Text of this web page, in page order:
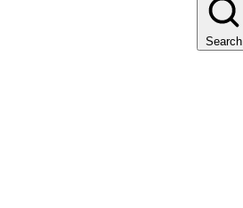
Search